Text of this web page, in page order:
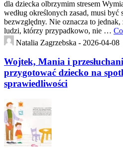
dla dziecka olbrzymim stresem
według określonych zasad, musi być
bezwzględny. Nie oznacza to
ludzi, którzy przypadkowo, nie …
Natalia Zagrzebska - 2026-04-08
Wojtek, Mania i
przygotować dziecko na
sprawiedliwości